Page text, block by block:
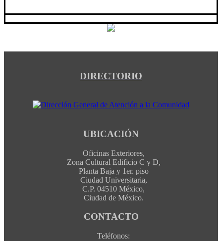
DIRECTORIO
UBICACIÓN
Oficinas Exteriores,
Zona Cultural Edificio C y D,
Planta Baja y 1er. piso
Ciudad Universitaria,
C.P. 04510 México,
Ciudad de México.
CONTACTO
Teléfonos: